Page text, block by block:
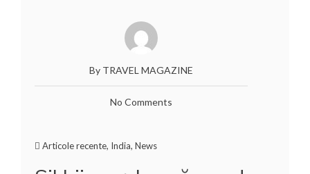
By TRAVEL MAGAZINE
No Comments
Articole recente, India, News